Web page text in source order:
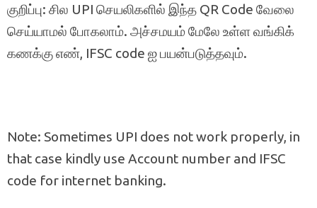
குறிப்பு: சில UPI செயலிகளில் இந்த QR Code வேலை
செய்யாமல் போகலாம். அச்சமயம் மேலே உள்ள வங்கிக்
கணக்கு எண், IFSC code ஐ பயன்படுத்தவும்.
Note: Sometimes UPI does not work properly, in
that case kindly use Account number and IFSC
code for internet banking.